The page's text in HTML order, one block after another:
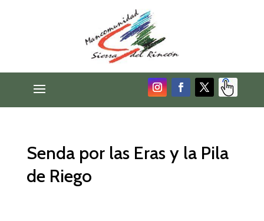
Senda por las Eras y la Pila
de Riego